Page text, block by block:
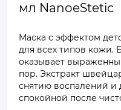
мл NanoeStetic
Маска с эффектом
для всех типов кожи.
оказывает
пор. Экстракт
снятию воспалений и
спокойной после